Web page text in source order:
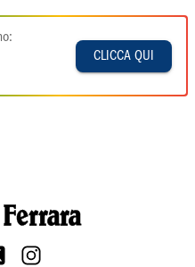
CLICCA QUI